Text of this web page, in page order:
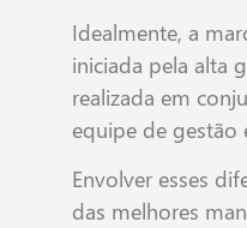
Idealmente, a
iniciada pela alta
realizada em
equipe de gestão
Envolver esses
das melhores